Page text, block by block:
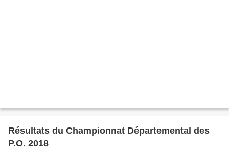
Résultats du Championnat Départemental des
P.O. 2018